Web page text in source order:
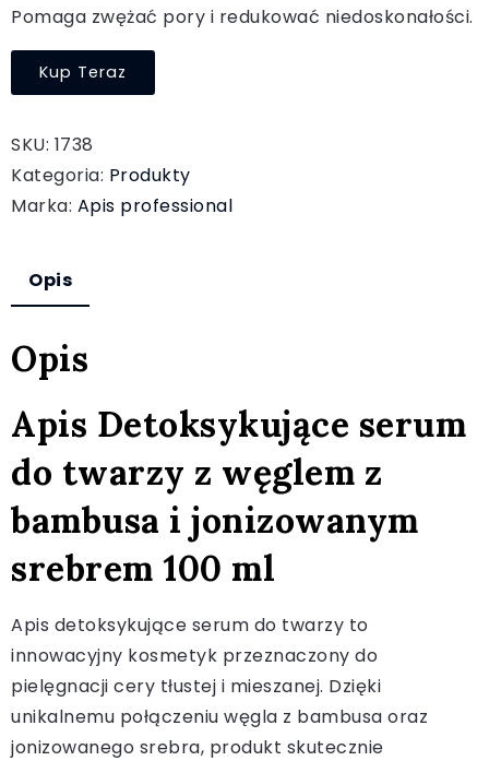
Pomaga zwężać pory i redukować niedoskonałości.
Kup Teraz
SKU: 1738
Kategoria: Produkty
Marka: Apis professional
Opis
Opis
Apis Detoksykujące serum
do twarzy z węglem z
bambusa i jonizowanym
srebrem 100 ml
Apis detoksykujące serum do twarzy to
innowacyjny kosmetyk przeznaczony do
pielęgnacji cery tłustej i mieszanej. Dzięki
unikalnemu połączeniu węgla z bambusa oraz
jonizowanego srebra, produkt skutecznie